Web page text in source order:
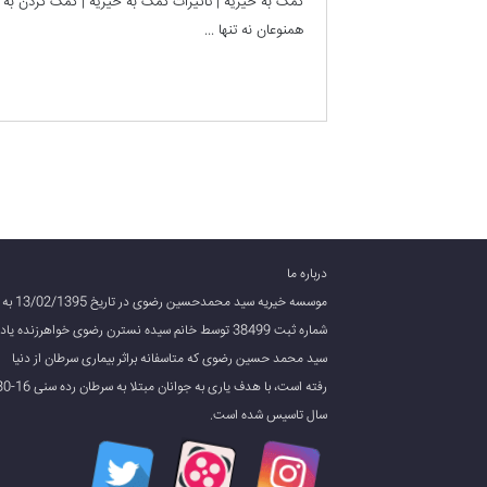
همنوعان نه تنها ...
درباره ما
موسسه خیریه سید محمدحسین رضوی در تاریخ 13/02/1395 به
شماره ثبت 38499 توسط خانم سیده نسترن رضوی خواهرزنده یاد
سید محمد حسین رضوی که متاسفانه براثر بیماری سرطان از دنیا
رفته است، با هدف یاری به
سال تاسیس شده است.